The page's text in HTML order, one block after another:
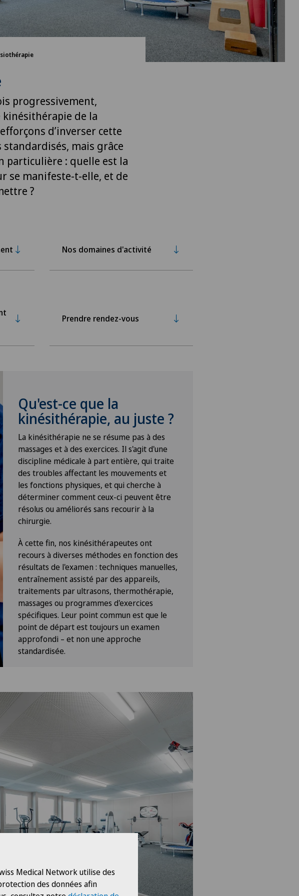
progressivement,
kinésithérapie de la
d’inverser cette
standardisés, mais grâce
particulière : quelle est la
se manifeste-t-elle, et de
?
Nos domaines d'activité
Prendre rendez-vous
Qu'est-ce que la
kinésithérapie, au juste ?
La kinésithérapie ne se résume pas à des
massages et à des exercices. Il s'agit d'une
discipline médicale à part entière, qui traite
des troubles affectant les mouvements et
les fonctions physiques, et qui cherche à
déterminer comment ceux-ci peuvent être
résolus ou améliorés sans recourir à la
chirurgie.
À cette fin, nos kinésithérapeutes ont
recours à diverses méthodes en fonction des
résultats de l'examen : techniques manuelles,
entraînement assisté par des appareils,
traitements par ultrasons, thermothérapie,
massages ou programmes d'exercices
spécifiques. Leur point commun est que le
point de départ est toujours un examen
approfondi – et non une approche
standardisée.
Medical Network utilise des
des données afin